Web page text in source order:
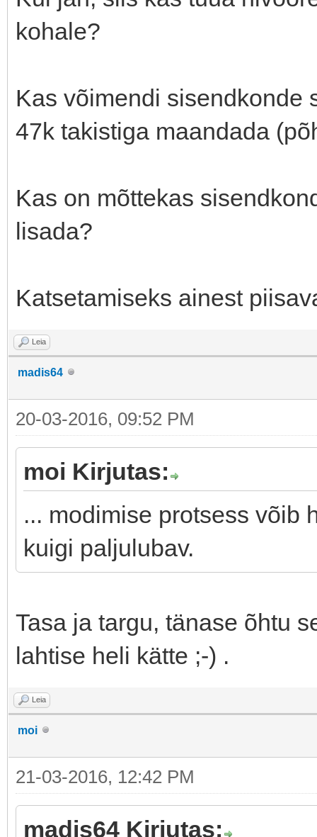
kohale?
Kas võimendi sisendkonde
47k takistiga maandada
Kas on mõttekas
lisada?
Katsetamiseks ainest
Leia
madis64
20-03-2016, 09:52 PM
moi Kirjutas:
... modimise protsess võib
kuigi paljulubav.
Tasa ja targu, tänase õhtu
lahtise heli kätte ;-) .
Leia
moi
21-03-2016, 12:42 PM
madis64 Kirjutas: